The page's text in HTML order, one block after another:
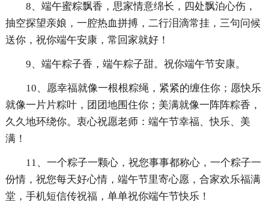
8、端午蜜粽飘香，思家情意绵长，四处飘泊心伤，
抽空探望亲娘，一腔热血拼搏，二行泪滴常挂，三句问候
送你，祝你端午安康，常回家就好！
9、端午粽子香，端午粽子甜。祝你端午节安康。
10、愿幸福就像一根根粽绳，紧紧的缠住你；愿快乐
就像一片片粽叶，团团地围住你；美满就像一阵阵粽香，
久久地环绕你。衷心祝愿老师：端午节幸福、快乐、美
满！
11、一个粽子一颗心，祝您事事都称心，一个粽子一
份情，祝您每天好心情，端午节里寄心愿，合家欢乐福满
堂，手机短信传祝福，单单祝你端午节快乐！